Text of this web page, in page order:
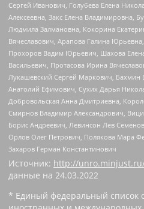
Сергей Иванович, Голубева Елена
Алексеевна, Закс Елена Владимировна,
Людмила Залмановна, Кокорина
Вячеславович, Арапова Галина
Прохоров Вадим Юрьевич, Шахова
Васильевич, Протасова Ирина
Лукашевский Сергей Маркович, Бахмин
Анатолий Ефимович, Сухих Дарья
Добровольская Анна Дмитриевна,
Смирнов Владимир Александрович,
Борис Андреевич, Левинсон Лев
Орлов Олег Петрович, Полякова Мара
Захаров Герман Константинович
Источник: http://
данные на 24.03.2022
* Единый федеральный список